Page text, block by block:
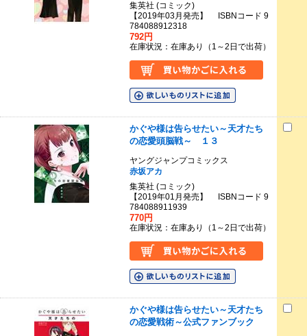
集英社 (コミック)
【2019年03月発売】 ISBNコード 9
784088912318
792円
在庫状況：在庫あり（1～2日で出荷）
かぐや様は告らせたい～天才たち
の恋愛頭脳戦～ １３
ヤングジャンプコミックス
赤坂アカ
集英社 (コミック)
【2019年01月発売】 ISBNコード 9
784088911939
770円
在庫状況：在庫あり（1～2日で出荷）
かぐや様は告らせたい～天才たち
の恋愛戦術～公式ファンブック